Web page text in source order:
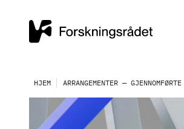
HJEM ARRANGEMENTER — GJENNOMFØRTE